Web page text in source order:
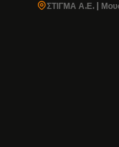
ΣΤΙΓΜΑ Α.Ε. |